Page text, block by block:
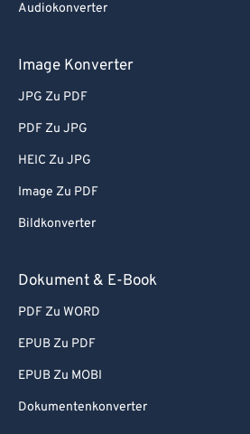
Audiokonverter
Image Konverter
JPG Zu PDF
PDF Zu JPG
HEIC Zu JPG
Image Zu PDF
Bildkonverter
Dokument & E-Book
PDF Zu WORD
EPUB Zu PDF
EPUB Zu MOBI
Dokumentenkonverter